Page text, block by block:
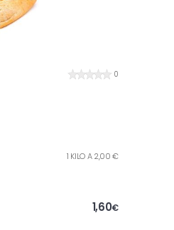
0
1 KILO A 2,00 €
1,60€